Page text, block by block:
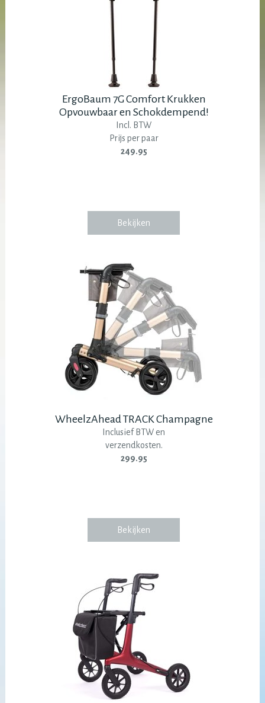
ErgoBaum 7G Comfort Krukken
Opvouwbaar en Schokdempend!
Incl. BTW
Prijs per paar
249.95
Bekijken
WheelzAhead TRACK Champagne
Inclusief BTW en
verzendkosten.
299.95
Bekijken